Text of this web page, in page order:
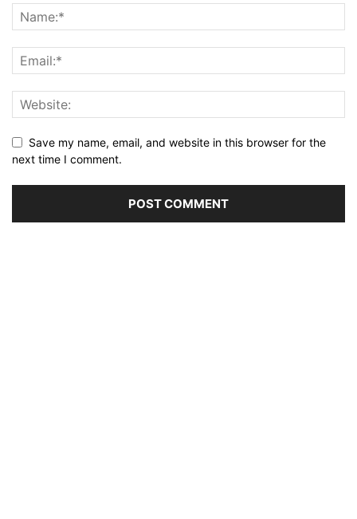
Save my name, email, and website in this browser for the
next time I comment.